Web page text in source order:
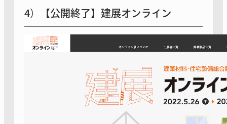
4）【公開終了】建展オンライン